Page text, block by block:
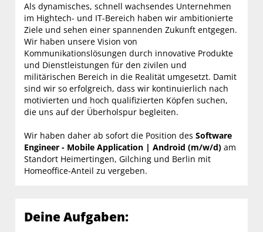
Als dynamisches, schnell wachsendes Unternehmen
im Hightech- und IT-Bereich haben wir ambitionierte
Ziele und sehen einer spannenden Zukunft entgegen.
Wir haben unsere Vision von
Kommunikationslösungen durch innovative Produkte
und Dienstleistungen für den zivilen und
militärischen Bereich in die Realität umgesetzt. Damit
sind wir so erfolgreich, dass wir kontinuierlich nach
motivierten und hoch qualifizierten Köpfen suchen,
die uns auf der Überholspur begleiten.
Wir haben daher ab sofort die Position des Software
Engineer - Mobile Application | Android (m/w/d) am
Standort Heimertingen, Gilching und Berlin mit
Homeoffice-Anteil zu vergeben.
Deine Aufgaben: